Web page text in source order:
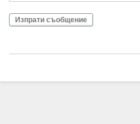
Изпрати съобщение